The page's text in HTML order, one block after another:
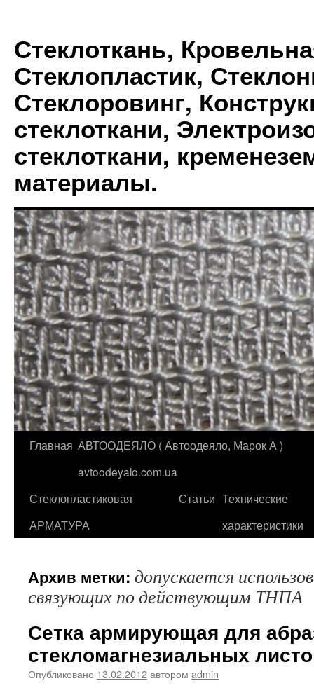
Стеклоткань,
Стеклопластик,
Стеклоровинг,
стеклоткани,
стеклоткани,
материалы.
Перейти
содержимому
Главная АВТООДЕЯЛО ( Автоодеяло, Марок А )
avtoodeyalo.com.ua
Стеклопластиковая
АРМАТУРА
Статьи Технические
характеристики
Архив метки: допускается
связующих по действующим ТНПА
Сетка армирующая для
стекломагнезиальных
Опубликовано 13.02.2012автором admin